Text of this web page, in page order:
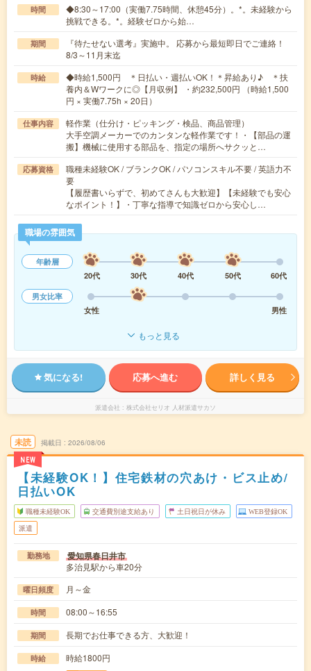
時間
◆8:30～17:00（実働7.75時間、休憩45分）。*。未経験から
挑戦できる。*。経験ゼロから始…
期間
『待たせない選考』実施中。 応募から最短即日でご連絡！
8/3～11月末迄
時給
◆時給1,500円 ＊日払い・週払いOK！＊昇給あり♪ ＊扶
養内＆Wワークに◎【月収例】 ・約232,500円 （時給1,500
円 × 実働7.75h × 20日）
仕事内容
軽作業（仕分け・ピッキング・検品、商品管理）
大手空調メーカーでのカンタンな軽作業です！・【部品の運
搬】機械に使用する部品を、指定の場所へサクッと…
応募資格
職種未経験OK / ブランクOK / パソコンスキル不要 / 英語力不
要
【履歴書いらずで、初めてさんも大歓迎】【未経験でも安心
なポイント！】・丁寧な指導で知識ゼロから安心し…
職場の雰囲気
年齢層
20代
30代 40代 50代
60代
男女比率
女性
男性
もっと見る
気になる! 応募へ進む 詳しく見る
派遣会社 株式会社セリオ 人材派遣サカソ
未読
NEW
掲載日 2026/08/06
【未経験OK！】住宅鉄材の穴あけ・ビス止め/
日払いOK
職種未経験OK 交通費別途支給あり 土日祝日が休み WEB登録OK
派遣
勤務地 愛知県春日井市
多治見駅から車20分
曜日頻度 月～金
時間 08:00～16:55
期間 長期でお仕事できる方、大歓迎！
時給 時給1800円